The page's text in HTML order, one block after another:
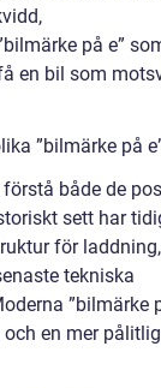
på e”
en bil som
”bilmärke på
både de
sett har
för
tekniska
”bilmärke
en mer